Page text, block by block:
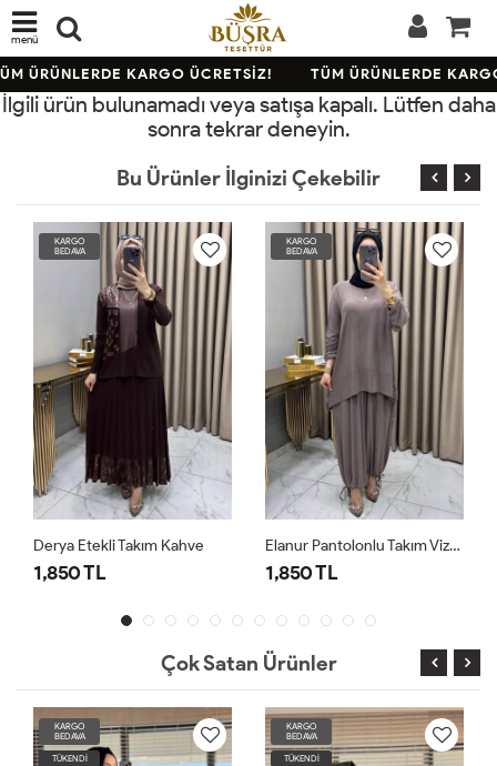
menü
ÜRÜNLERDE KARGO ÜCRETSİZ! TÜM ÜRÜNLERDE
İlgili ürün bulunamadı veya satışa kapalı. Lütfen daha
sonra tekrar deneyin.
Bu Ürünler İlginizi Çekebilir
Kahve
KARGO
BEDAVA
Elanur Pantolonlu Takım Vizon
KARGO
BEDAVA
Çok Satan Ürünler
KARGO
BEDAVA
TÜKENDİ
KARGO
BEDAVA